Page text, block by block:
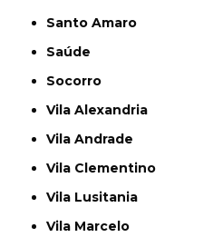
Santo Amaro
Saúde
Socorro
Vila Alexandria
Vila Andrade
Vila Clementino
Vila Lusitania
Vila Marcelo